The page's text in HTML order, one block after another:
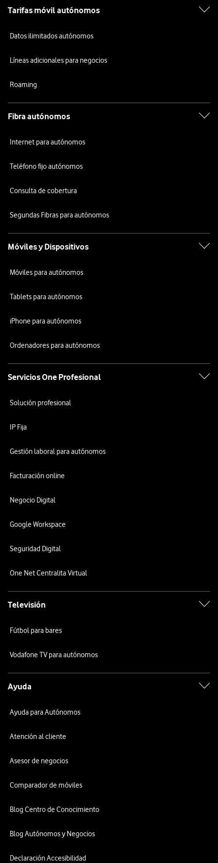
Tarifas móvil autónomos
Datos ilimitados autónomos
Líneas adicionales para negocios
Roaming
Fibra autónomos
Internet para autónomos
Teléfono fijo autónomos
Consulta de cobertura
Segundas Fibras para autónomos
Móviles y Dispositivos
Móviles para autónomos
Tablets para autónomos
iPhone para autónomos
Ordenadores para autónomos
Servicios One Profesional
Solución profesional
IP Fija
Gestión laboral para autónomos
Facturación online
Negocio Digital
Google Workspace
Seguridad Digital
One Net Centralita Virtual
Televisión
Fútbol para bares
Vodafone TV para autónomos
Ayuda
Ayuda para Autónomos
Atención al cliente
Asesor de negocios
Comparador de móviles
Blog Centro de Conocimiento
Blog Autónomos y Negocios
Declaración Accesibilidad